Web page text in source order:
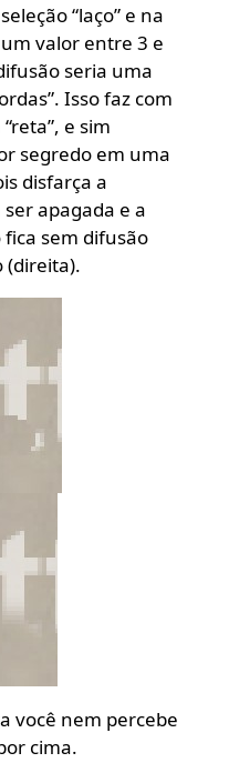
“laço” e na
um valor entre 3 e
seria uma
Isso faz com
e sim
segredo em uma
disfarça a
apagada e a
sem difusão
(direita).
você nem percebe
cima.